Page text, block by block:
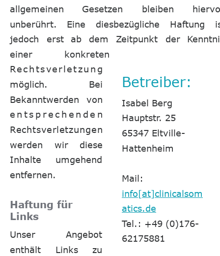
allgemeinen
Gesetzen bleiben
unberührt.
Eine diesbezügliche Haftung
jedoch
erst ab dem Zeitpunkt der
einer
konkreten
Rechtsverletzu n g
möglich.
Bei
Bekanntwerden
von
e n ts p re c h e n d e n
Rechtsverletzungen
werden
wir
diese
Inhalte
umgehend
entfernen.
Haftung für
Links
Unser
Angebot
enthält
Links
zu
Betreiber:
Isabel Berg
Hauptstr. 25
65347 Eltville-
Hattenheim
Mail:
info[at]clinicalsom
atics.de
Tel.: +49 (0)176-
62175881